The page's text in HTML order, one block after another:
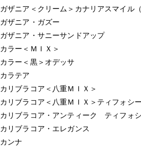
ガザニア＜クリーム＞カナリアスマイル
ガザニア・ガズー
ガザニア・サニーサンドアップ
カラー＜ＭＩＸ＞
カラー＜黒＞オデッサ
カラテア
カリブラコア＜八重ＭＩＸ＞
カリブラコア＜八重ＭＩＸ＞ティフォシー
カリブラコア・アンティーク ティフォ
カリブラコア・エレガンス
カンナ